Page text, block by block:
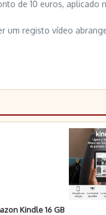
de 10 euros, aplicado
um registo vídeo
Kindle 16 GB